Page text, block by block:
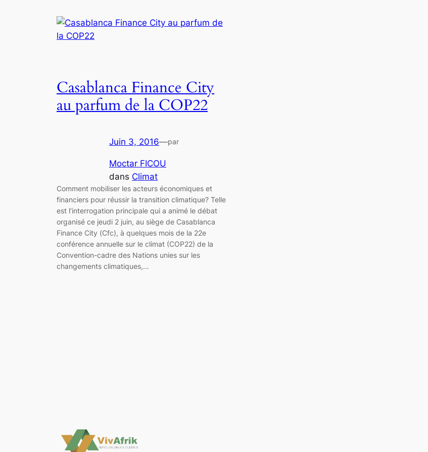
Casablanca Finance City
au parfum de la COP22
Juin 3, 2016—par
Moctar FICOU
dans Climat
Comment mobiliser les acteurs économiques et
financiers pour réussir la transition climatique? Telle
est l’interrogation principale qui a animé le débat
organisé ce jeudi 2 juin, au siège de Casablanca
Finance City (Cfc), à quelques mois de la 22e
conférence annuelle sur le climat (COP22) de la
Convention-cadre des Nations unies sur les
changements climatiques,…